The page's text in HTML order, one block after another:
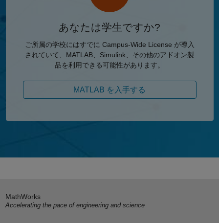
あなたは学生ですか?
ご所属の学校にはすでに Campus-Wide License が導入
されていて、MATLAB、Simulink、その他のアドオン製
品を利用できる可能性があります。
MATLAB を入手する
MathWorks
Accelerating the pace of engineering and science